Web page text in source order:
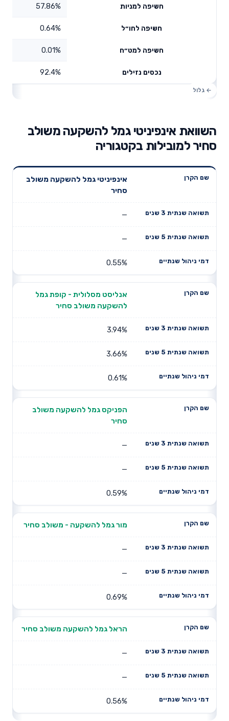
חשיפה למניות 57.86%
חשיפה לחו״ל 0.64%
חשיפה למט״ח 0.01%
נכסים נזילים 92.4%
השוואת אינפיניטי גמל להשקעה משולב
סחיר למובילות בקטגוריה
שנתית 3
תשואה
דמי ניהול
אינפיניטי גמל להשקעה משולב
סחיר
—
—
0.55%
אנליסט מסלולית - קופת גמל
להשקעה משולב סחיר
3.94%
3.66%
0.61%
הפניקס גמל להשקעה משולב
סחיר
—
—
0.59%
מור גמל להשקעה - משולב סחיר
—
—
0.69%
הראל גמל להשקעה משולב סחיר
—
—
0.56%